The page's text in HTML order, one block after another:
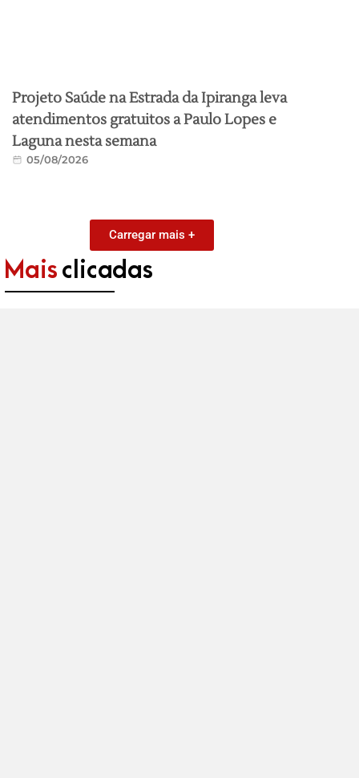
Projeto Saúde na Estrada da Ipiranga leva
atendimentos gratuitos a Paulo Lopes e
Laguna nesta semana
05/08/2026
Carregar mais +
Mais clicadas